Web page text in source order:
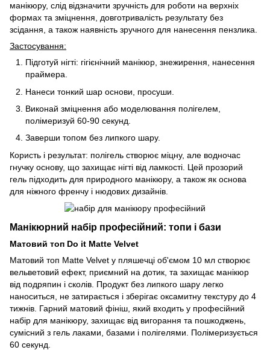
манікюру, слід відзначити зручність для роботи на верхніх
формах та зміцнення, довготривалість результату без
зсідання, а також наявність зручного для нанесення пензлика.
Застосування:
Підготуй нігті: гігієнічний манікюр, знежирення, нанесення
праймера.
Нанеси тонкий шар основи, просуши.
Виконай зміцнення або моделювання полігелем,
полімеризуй 60-90 секунд.
Заверши топом без липкого шару.
Користь і результат: полігель створює міцну, але водночас
гнучку основу, що захищає нігті від ламкості. Цей прозорий
гель підходить для природного манікюру, а також як основа
для ніжного френчу і нюдових дизайнів.
Манікюрний набір професійний: топи і бази
Матовий топ Do it Matte Velvet
Матовий топ Matte Velvet у пляшечці об'ємом 10 мл створює
вельветовий ефект, приємний на дотик, та захищає манікюр
від подряпин і сколів. Продукт без липкого шару легко
наноситься, не затирається і зберігає оксамитну текстуру до 4
тижнів. Гарний матовий фініш, який входить у професійний
набір для манікюру, захищає від вигорання та пошкоджень,
сумісний з гель лаками, базами і полігелями. Полімеризується
60 секунд.